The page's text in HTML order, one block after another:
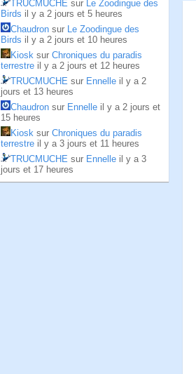
TRUCMUCHE sur Le Zoodingue des
Birds il y a 2 jours et 5 heures
Chaudron sur Le Zoodingue des
Birds il y a 2 jours et 10 heures
Kiosk sur Chroniques du paradis
terrestre il y a 2 jours et 12 heures
TRUCMUCHE sur Ennelle il y a 2
jours et 13 heures
Chaudron sur Ennelle il y a 2 jours et
15 heures
Kiosk sur Chroniques du paradis
terrestre il y a 3 jours et 11 heures
TRUCMUCHE sur Ennelle il y a 3
jours et 17 heures